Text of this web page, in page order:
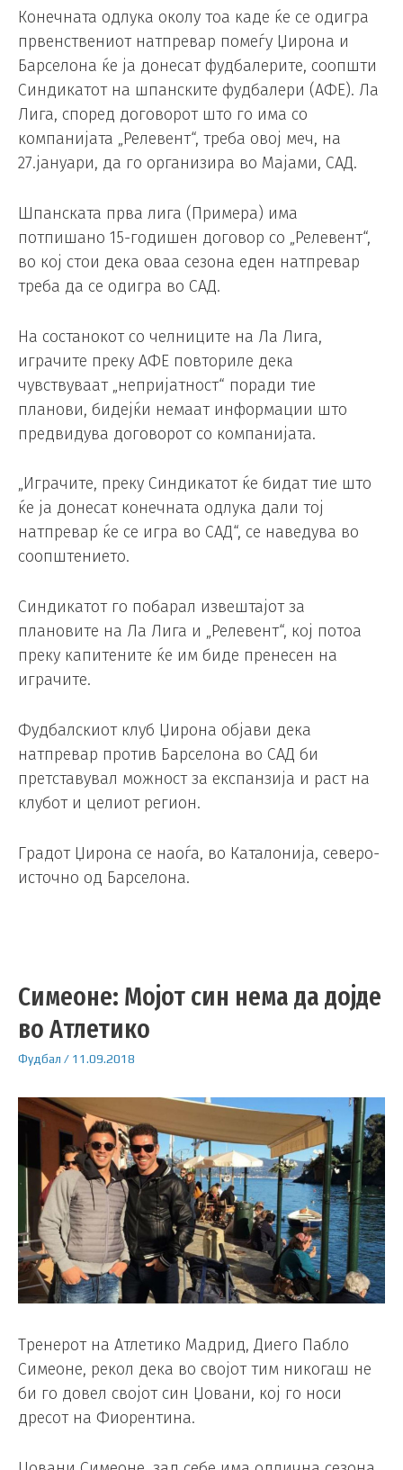
Конечната одлука околу тоа каде ќе се одигра
првенствениот натпревар помеѓу Џирона и
Барселона ќе ја донесат фудбалерите, соопшти
Синдикатот на шпанските фудбалери (АФЕ). Ла
Лига, според договорот што го има со
компанијата „Релевент“, треба овој меч, на
27.јануари, да го организира во Мајами, САД.
Шпанската прва лига (Примера) има
потпишано 15-годишен договор со „Релевент“,
во кој стои дека оваа сезона еден натпревар
треба да се одигра во САД.
На состанокот со челниците на Ла Лига,
играчите преку АФЕ повториле дека
чувствуваат „непријатност“ поради тие
планови, бидејќи немаат информации што
предвидува договорот со компанијата.
„Играчите, преку Синдикатот ќе бидат тие што
ќе ја донесат конечната одлука дали тој
натпревар ќе се игра во САД“, се наведува во
соопштението.
Синдикатот го побарал извештајот за
плановите на Ла Лига и „Релевент“, кој потоа
преку капитените ќе им биде пренесен на
играчите.
Фудбалскиот клуб Џирона објави дека
натпревар против Барселона во САД би
претставувал можност за експанзија и раст на
клубот и целиот регион.
Градот Џирона се наоѓа, во Каталонија, северо-
источно од Барселона.
Симеоне: Мојот син нема да дојде
во Атлетико
Фудбал / 11.09.2018
Тренерот на Атлетико Мадрид, Диего Пабло
Симеоне, рекол дека во својот тим никогаш не
би го довел својот син Џовани, кој го носи
дресот на Фиорентина.